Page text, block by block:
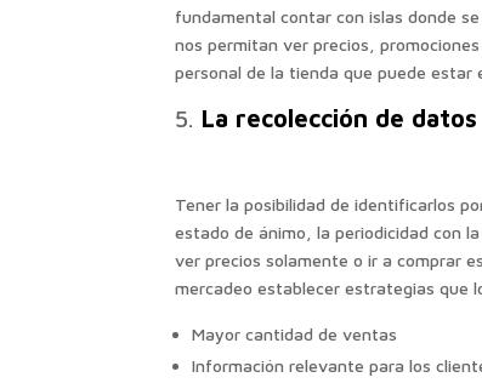
fundamental contar con islas donde
nos permitan ver precios,
personal de la tienda que puede
La recolección de
Tener la posibilidad de identificarlos
estado de ánimo, la periodicidad con
ver precios solamente o ir a comprar
mercadeo establecer estrategias que
Mayor cantidad de ventas
Información relevante para los